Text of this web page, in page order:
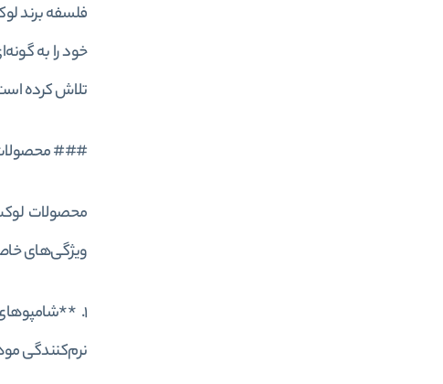
فلسفه برند
خود را به
تلاش کرده است
###
محصولات
ویژگی‌های خاص
1.
نرم‌کنندگی